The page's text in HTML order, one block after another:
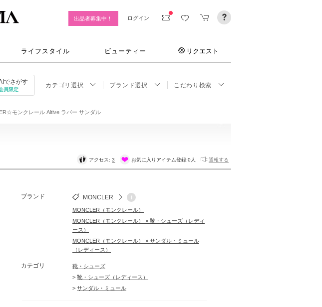
出品者募集中！ ログイン
ライフスタイル ビューティー リクエスト
でさがす
員限定
カテゴリ選択 ブランド選択 こだわり検索
モンクレール Altive ラバー サンダル
アクセス:3 お気に入りアイテム登録:0人 通報する
ブランド MONCLER i
MONCLER（モンクレール）
MONCLER（モンクレール） × 靴・シューズ（レディ
ース）
MONCLER（モンクレール） × サンダル・ミュール
（レディース）
カテゴリ
靴・シューズ
> 靴・シューズ（レディース）
> サンダル・ミュール